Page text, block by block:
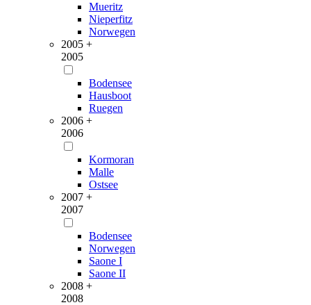
Mueritz
Nieperfitz
Norwegen
2005 +
2005
Bodensee
Hausboot
Ruegen
2006 +
2006
Kormoran
Malle
Ostsee
2007 +
2007
Bodensee
Norwegen
Saone I
Saone II
2008 +
2008